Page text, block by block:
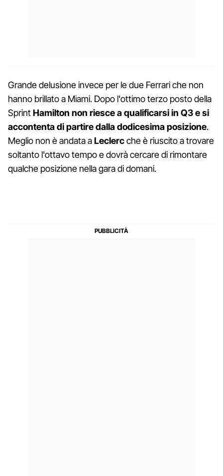
Grande delusione invece per le due Ferrari che non
hanno brillato a Miami. Dopo l'ottimo terzo posto della
SprintHamilton non riesce a qualificarsi in Q3 e si
accontenta di partire dalla dodicesima posizione.
Meglio non è andata aLeclercche è riuscito a trovare
soltanto l'ottavo tempo e dovrà cercare di rimontare
qualche posizione nella gara di domani.